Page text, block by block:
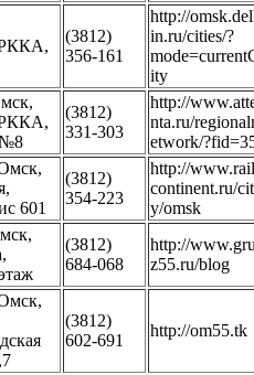
РККА,
(3812)
356-161
http://
in.ru/cities/?
ity
РККА,
№8
(3812)
331-303
http://
nta.ru/
etwork/
601
(3812)
354-223
http://www.rail
continent.ru/cit
y/omsk
(3812)
684-068
http://
z55.ru/blog
(3812)
602-691
http://om55.tk